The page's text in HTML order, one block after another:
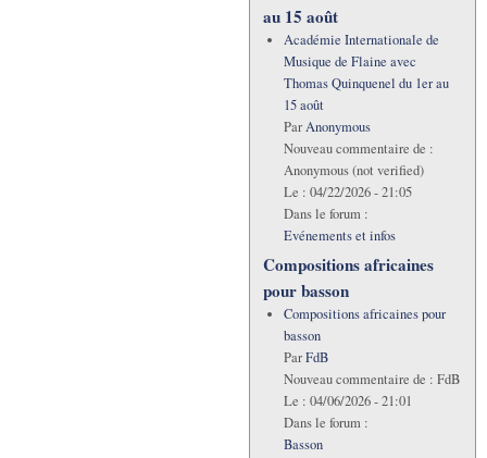
au 15 août
Académie Internationale de
Musique de Flaine avec
Thomas Quinquenel du 1er au
15 août
ParAnonymous
Nouveau commentaire de :
Anonymous (not verified)
Le : 04/22/2026 - 21:05
Dans le forum :
Evénements et infos
Compositions africaines
pour basson
Compositions africaines pour
basson
ParFdB
Nouveau commentaire de : FdB
Le : 04/06/2026 - 21:01
Dans le forum :
Basson